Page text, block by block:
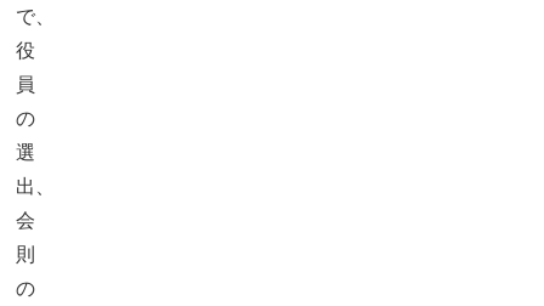
で、
役
員
の
選
出、
会
則
の